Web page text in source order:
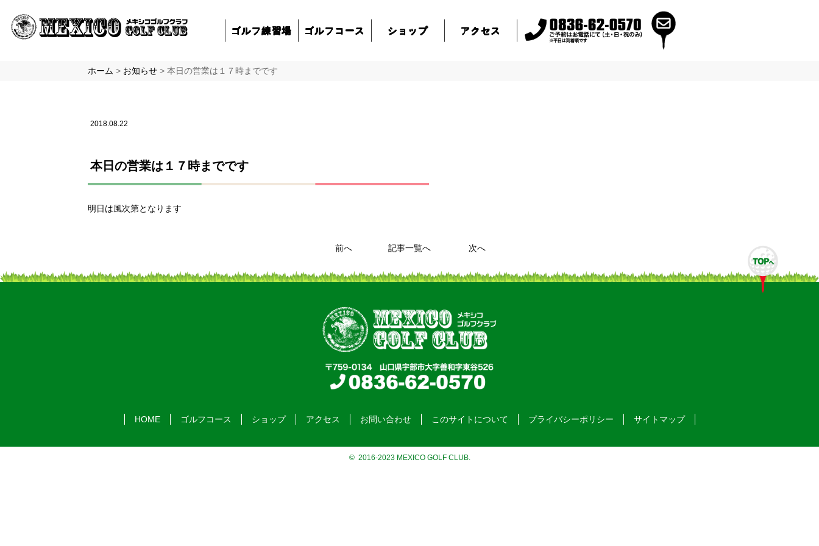
ゴルフ練習場 ゴルフ コース ショップ アクセス
ホーム > お知らせ > 本日の営業は１７時までです
2018.08.22
本日の営業は１７時までです
明日は風次第となります
前へ 記事一覧へ 次へ
HOME ゴルフコース ショップ アクセス お問い合わせ このサイトについて プライバシーポリシー サイトマップ
© 2016-2023 MEXICO GOLF CLUB.